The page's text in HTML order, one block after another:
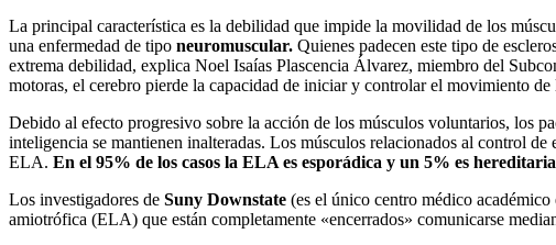
La principal característica es la debilidad que impide la movilidad de los
una enfermedad de tipo neuromuscular. Quienes padecen este tipo de
extrema debilidad, explica Noel Isaías Plascencia Álvarez, miembro del
motoras, el cerebro pierde la capacidad de iniciar y controlar el movimiento de
Debido al efecto progresivo sobre la acción de los músculos voluntarios, los
inteligencia se mantienen inalteradas. Los músculos relacionados al control
ELA. En el 95% de los casos la ELA es esporádica y un 5% es
Los investigadores de Suny Downstate (es el único centro médico
amiotrófica (ELA) que están completamente «encerrados» comunicarse